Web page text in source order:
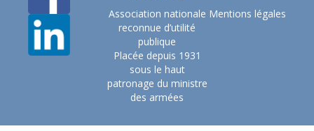
Association nationale
reconnue d’utilité
publique
Placée depuis 1931
sous le haut
patronage du ministre
des armées
Mentions légales